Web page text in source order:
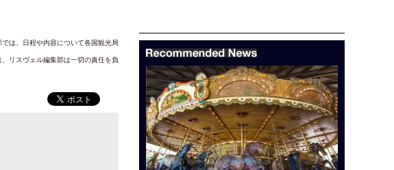
は、日程や内容について各国観光局
リスヴェル編集部は一切の責任を負